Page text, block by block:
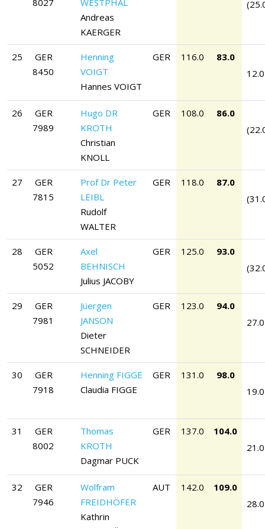
8027
WESTPHAL
Andreas
KAERGER
25
GER
8450
Henning
VOIGT
Hannes VOIGT
GER 116.0
83.0
12.0
26
GER
7989
Hugo DR
KROTH
Christian
KNOLL
GER 108.0
86.0
27
GER
7815
Prof Dr Peter
LEIBL
Rudolf
WALTER
GER 118.0
87.0
28
GER
5052
Axel
BEHNISCH
Julius JACOBY
GER 125.0
93.0
29
GER
7981
Jüergen
JANSON
Dieter
SCHNEIDER
GER 123.0
94.0
27.0
30
GER
7918
Henning FIGGE
Claudia FIGGE
GER 131.0
98.0
19.0
31
GER
8002
Thomas
KROTH
Dagmar PUCK
GER 137.0
104.0
21.0
32
GER
7946
Wolfram
FREIDHÖFER
Kathrin
AUT 142.0
109.0
28.0